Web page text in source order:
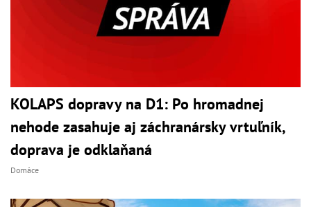
KOLAPS dopravy na D1: Po hromadnej
nehode zasahuje aj záchranársky vrtuľník,
doprava je odklaňaná
Domáce